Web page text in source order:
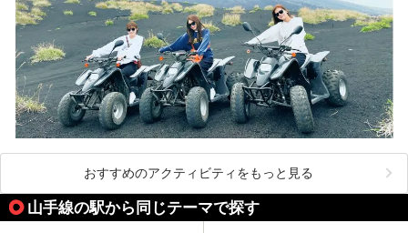
おすすめのアクティビティをもっと見る
山手線の駅から同じテーマで探す